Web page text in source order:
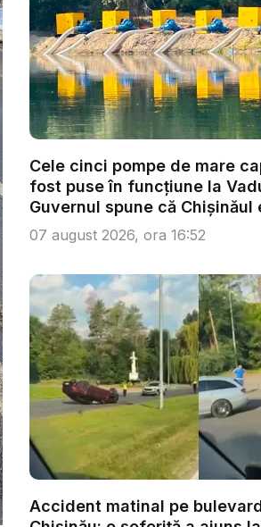
Cele cinci pompe de mare
fost puse în funcțiune la
Guvernul spune că Chișinăul
07 august 2026, ora 16:52
Accident matinal pe